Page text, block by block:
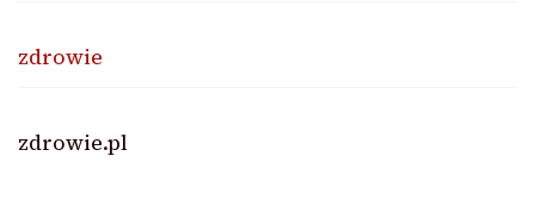
zdrowie
zdrowie.pl